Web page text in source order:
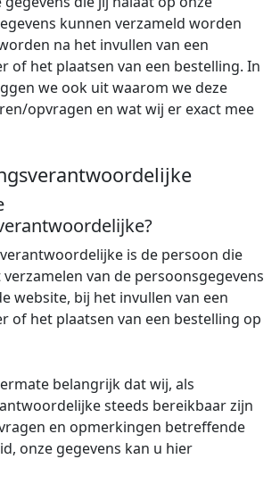
kunnen verzameld worden
na het invullen van een
of het plaatsen van een bestelling. In
we ook uit waarom we deze
opvragen en wat wij er exact mee
is de persoon die
van de persoonsgegevens
website, bij het invullen van een
of het plaatsen van een bestelling op
belangrijk dat wij, als
steeds bereikbaar zijn
en opmerkingen betreffende
onze gegevens kan u hier